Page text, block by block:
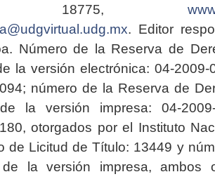
18775,
. Editor
Número de la Reserva de
la versión electrónica: 04-2009-
número de la Reserva de
la versión impresa: 04-2009-
otorgados por el Instituto
de Licitud de Título: 13449 y
de la versión impresa, ambos